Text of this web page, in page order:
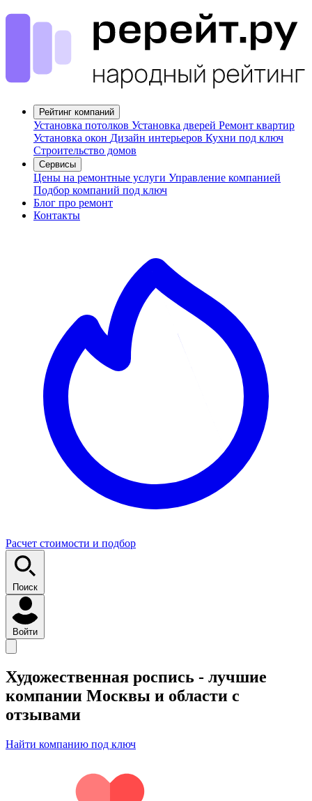
Рейтинг компаний
Установка потолков Установка дверей Ремонт квартир
Установка окон Дизайн интерьеров Кухни под ключ
Строительство домов
Сервисы
Цены на ремонтные услуги Управление компанией
Подбор компаний под ключ
Блог про ремонт
Контакты
Расчет стоимости и подбор
Поиск
Войти
Художественная роспись - лучшие
компании Москвы и области с
отзывами
Найти компанию под ключ